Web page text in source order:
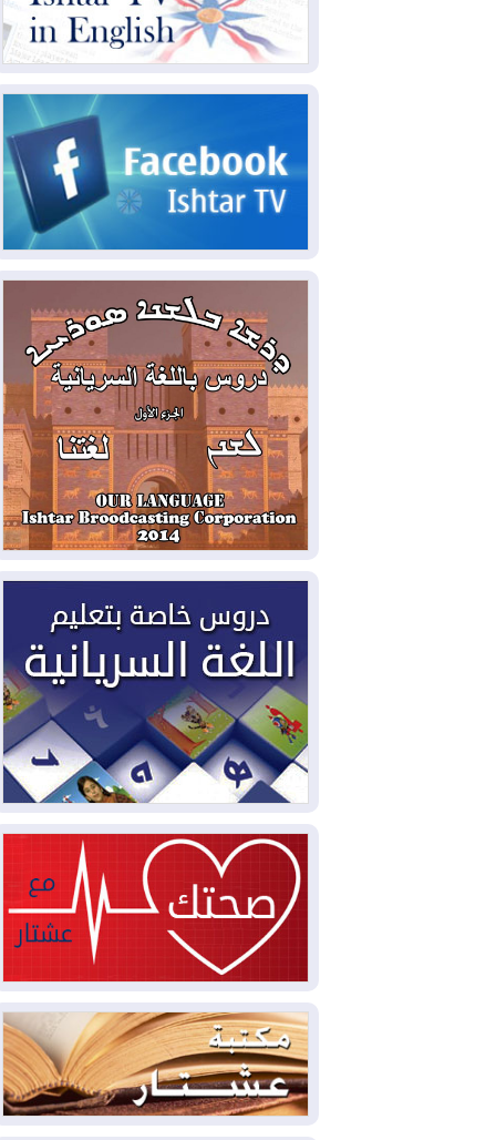
2026-08-08دعم أمني أمريكي بمليار دولار
لإدارة رئيس كولومبيا الجديد
2026-08-07حكومة إقليم كوردستان ترفض
قرار "دانة غاز" و"نفط الهلال" بتزويد بغداد
2026-08-07القوات المسلحة العراقية: خطة
أمنية لإجهاض هجمة محتملة على السعودية
قد يختبر تماسك الناتو بهجوم محدود
2026-08-06نيجيرفان بارزاني حول اجتماع
"إدارة الدولة": أكدنا دعم تنفيذ البرنامج
الحكومي وأهمية حصر السلاح
2026-08-06ائتلاف ادارة الدولة: من
يقومون بسلوك يهدد امن البلاد خارجون عن
القانون يجب محاربتهم
2026-08-06بعد هجومين قرب باب المندب..
تحذيرات من تصعيد يهدد الملاحة في البحر
الأحمر
2026-08-06مئات القاصرين بلا مأوى.. أزمة
سبتة تتصاعد وتضغط على مدريد
2026-08-05
لمدة عام.. بدء توريد 100
مليون قدم مكعب يومياً من غاز كورمور في
إقليم كوردستان إلى وزارة الكهرباء العراقية
2026-08-05
15كارثة بيئية ومناخية ترسم
ملامح أخطر التحديات التي تواجه العراق
اليوم
2026-08-05
حرائق فرنسا.. توقيف 402
شخص بينهم 156 قاصرا منذ بداية موسم
2026-08-04سومو: إنتاج النفط في إقليم
كوردستان انخفض إلى أقل من 10%
2026-08-04ملفات حقبة الكاظمي تعود إلى
الواجهة.. أنباء عن مراجعات قضائية
وتحقيقات أوسع في قضايا فساد